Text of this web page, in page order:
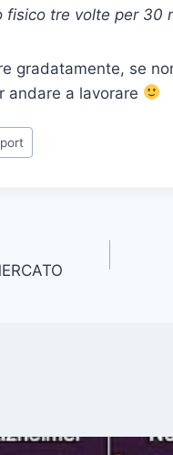
fisico tre volte per 30
gradatamente, se
andare a lavorare